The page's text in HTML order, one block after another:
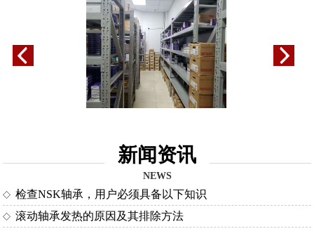
新闻资讯
NEWS
检查NSK轴承，用户必须具备以下知识
滚动轴承发热的原因及其排除方法